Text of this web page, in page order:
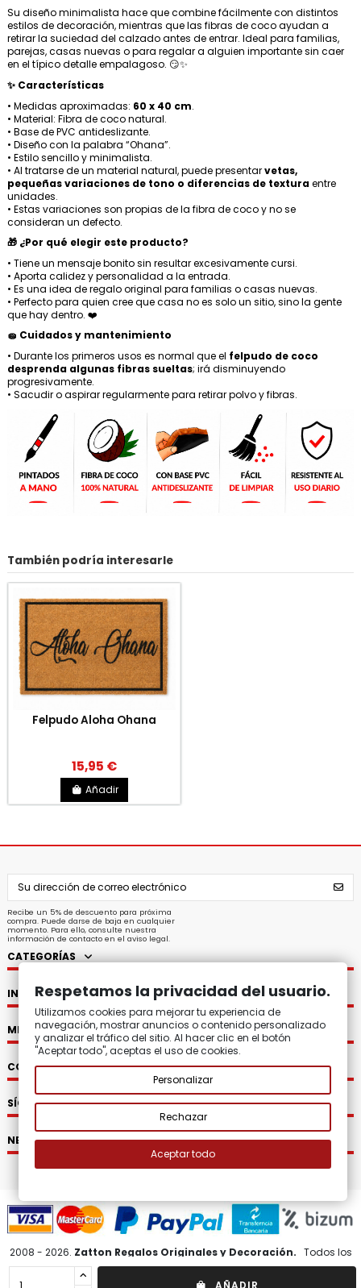
AÑADIR
Su diseño minimalista hace que combine fácilmente con distintos
estilos de decoración, mientras que las fibras de coco ayudan a
retirar la suciedad del calzado antes de entrar. Ideal para familias,
parejas, casas nuevas o para regalar a alguien importante sin caer
en el típico detalle empalagoso. 😏✨
✨ Características
• Medidas aproximadas: 60 x 40 cm.
• Material: Fibra de coco natural.
• Base de PVC antideslizante.
• Diseño con la palabra “Ohana”.
• Estilo sencillo y minimalista.
• Al tratarse de un material natural, puede presentarvetas,
pequeñas variaciones de tono o diferencias de texturaentre
unidades.
• Estas variaciones son propias de la fibra de coco y no se
consideran un defecto.
🎁 ¿Por qué elegir este producto?
• Tiene un mensaje bonito sin resultar excesivamente cursi.
• Aporta calidez y personalidad a la entrada.
• Es una idea de regalo original para familias o casas nuevas.
• Perfecto para quien cree que casa no es solo un sitio, sino la gente
que hay dentro. ❤️
🧽 Cuidados y mantenimiento
• Durante los primeros usos es normal que el felpudo de coco
desprenda algunas fibras sueltas; irá disminuyendo
progresivamente.
• Sacudir o aspirar regularmente para retirar polvo y fibras.
También podría interesarle
Felpudo Aloha Ohana
15,95 €
Añadir
Recibe un 5% de descuento para próxima
compra. Puede darse de baja en cualquier
momento. Para ello, consulte nuestra
información de contacto en el aviso legal.
CATEGORÍAS
INFORMACIÓN
MI CUENTA
CONTACTO
SÍGUENOS
NEWSLETTER
2008 - 2026. Zatton Regalos Originales y Decoración. Todos los
derechos reservados.
Respetamos la privacidad del usuario.
Utilizamos cookies para mejorar tu experiencia de
navegación, mostrar anuncios o contenido personalizado
y analizar el tráfico del sitio. Al hacer clic en el botón
"Aceptar todo", aceptas el uso de cookies.
Personalizar
Rechazar
Aceptar todo